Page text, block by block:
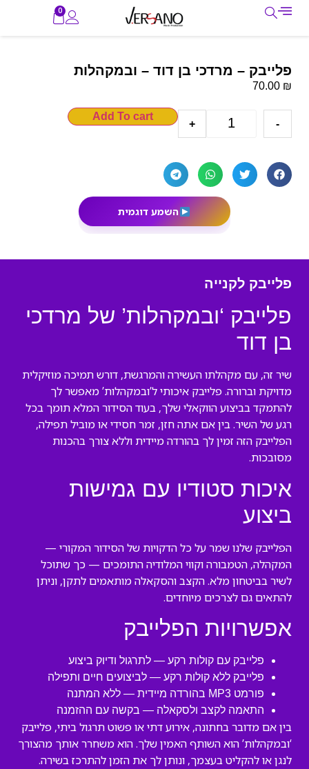
0
פלייבק – מרדכי בן דוד – ובמקהלות
70.00 ₪
-
+
Add To cart
השמע דוגמית
פלייבק לקנייה
פלייבק ‘ובמקהלות’ של מרדכי
בן דוד
שיר זה, עם מקהלתו העשירה והמרגשת, דורש תמיכה מוזיקלית
מדויקת וברורה. פלייבק איכותי ל’ובמקהלות’ מאפשר לך
להתמקד בביצוע הווקאלי שלך, בעוד הסידור המלא תומך בכל
רגע של השיר. בין אם אתה חזן, זמר חסידי או מוביל תפילה,
הפלייבק הזה זמין לך בהורדה מיידית וללא צורך בהכנות
מסובכות.
איכות סטודיו עם גמישות
ביצוע
הפלייבק שלנו שמר על כל הדקויות של הסידור המקורי —
המקהלה, הטמבורה וקווי המלודיה התומכים — כך שתוכל
לשיר בביטחון מלא. הקצב והסקאלה מותאמים לתקן, וניתן
להתאים גם לצרכים מיוחדים.
אפשרויות הפלייבק
פלייבק עם קולות רקע — לתרגול ודיוק ביצוע
פלייבק ללא קולות רקע — לביצועים חיים ותפילה
פורמט MP3 בהורדה מיידית — ללא המתנה
התאמה לקצב ולסקאלה — בקשה עם ההזמנה
בין אם מדובר בחתונה, אירוע דתי או פשוט תרגול ביתי, פלייבק
‘ובמקהלות’ הוא השותף האמין שלך. הוא משחרר אותך מהצורך
לנגן או להקליט בעצמך, ונותן לך את הזמן להתרכז בשירה.